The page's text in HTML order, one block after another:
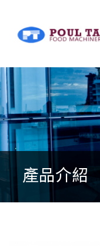
產品介紹